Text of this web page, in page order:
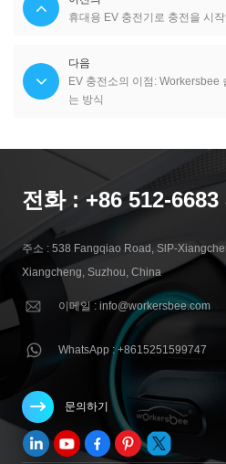
휴대용 EV 충전기로 충전을 시
다음
EV 충전소의 이점: Workersbee
는 방식
전화 : +86 512-6683
주소 : 538 Fangqiao Road, SlP-
Xiangcheng, Suzhou, China
이메일 : info@workersbee.com
WhatsApp : +8615251599747
문의하기